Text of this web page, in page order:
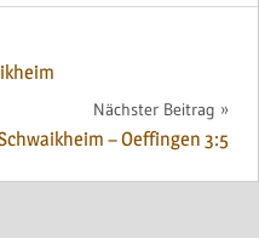
Nächster Beitrag
– Oeffingen 3:5